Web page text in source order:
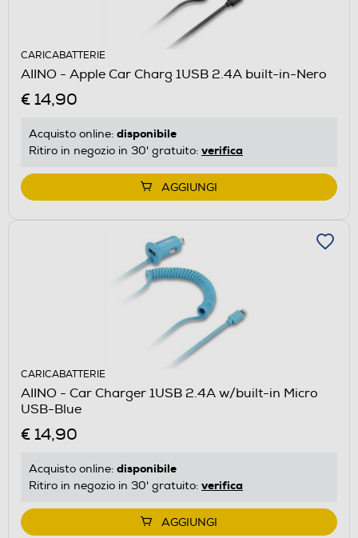
CARICABATTERIE
AIINO - Apple Car Charg 1USB 2.4A built-in-Nero
€ 14,90
Acquisto online: disponibile
Ritiro in negozio in 30' gratuito: verifica
AGGIUNGI
CARICABATTERIE
AIINO - Car Charger 1USB 2.4A w/built-in Micro
USB-Blue
€ 14,90
Acquisto online: disponibile
Ritiro in negozio in 30' gratuito: verifica
AGGIUNGI